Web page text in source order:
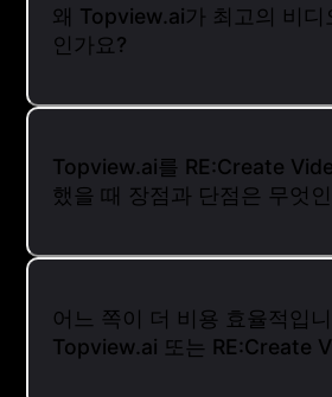
왜 Topview.ai가 최고의 비디
인가요?
Topview.ai를 RE:Create
했을 때 장점과 단점은 무엇
어느 쪽이 더 비용 효율적입
Topview.ai 또는 RE:Create